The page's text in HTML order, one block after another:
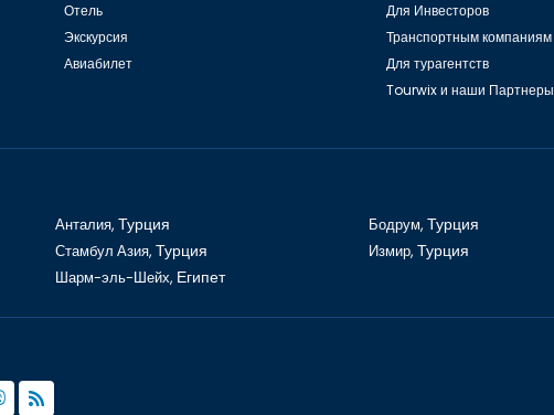
Отель
Экскурсия
Авиабилет
Для Инвесторов
Транспортным компаниям
Для турагентств
Tourwix и наши Партнеры
Анталия, Турция Бодрум, Турция
Стамбул Азия, Турция Измир, Турция
Шарм-эль-Шейх, Египет